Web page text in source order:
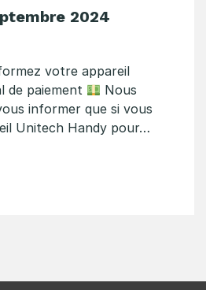
2024
votre appareil
de paiement
Nous
informer que si vous
Unitech Handy pour…